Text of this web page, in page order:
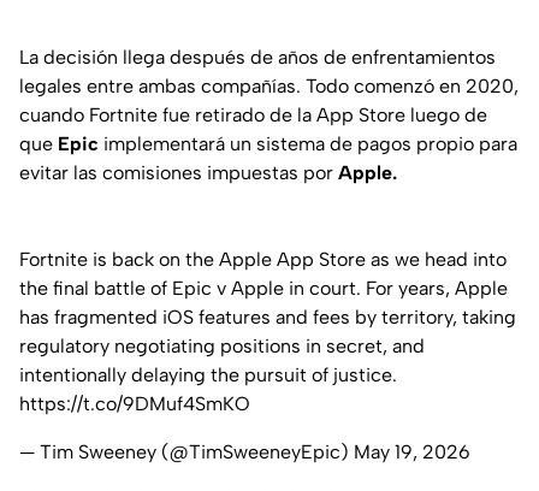
La decisión llega después de años de enfrentamientos
legales entre ambas compañías. Todo comenzó en 2020,
cuando Fortnite fue retirado de la App Store luego de
que Epic implementará un sistema de pagos propio para
evitar las comisiones impuestas por Apple.
Fortnite is back on the Apple App Store as we head into
the final battle of Epic v Apple in court. For years, Apple
has fragmented iOS features and fees by territory, taking
regulatory negotiating positions in secret, and
intentionally delaying the pursuit of justice.
https://t.co/9DMuf4SmKO
— Tim Sweeney (@TimSweeneyEpic) May 19, 2026